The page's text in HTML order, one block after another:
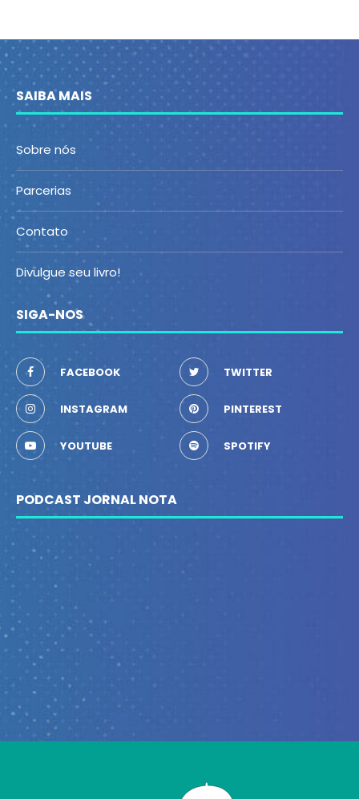
SAIBA MAIS
Sobre nós
Parcerias
Contato
Divulgue seu livro!
SIGA-NOS
FACEBOOK TWITTER
INSTAGRAM PINTEREST
YOUTUBE SPOTIFY
PODCAST JORNAL NOTA